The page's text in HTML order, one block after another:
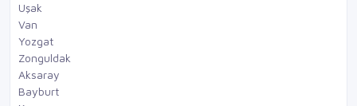
Uşak
Van
Yozgat
Zonguldak
Aksaray
Bayburt